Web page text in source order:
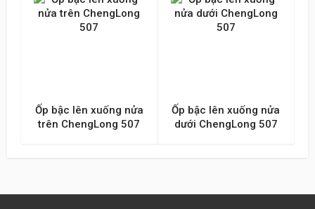
Ốp bậc lên xuống nửa
trên ChengLong 507
Ốp bậc lên xuống nửa
dưới ChengLong 507